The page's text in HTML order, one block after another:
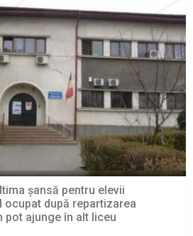
șansă pentru elevii
ocupat după repartizarea
pot ajunge în alt liceu